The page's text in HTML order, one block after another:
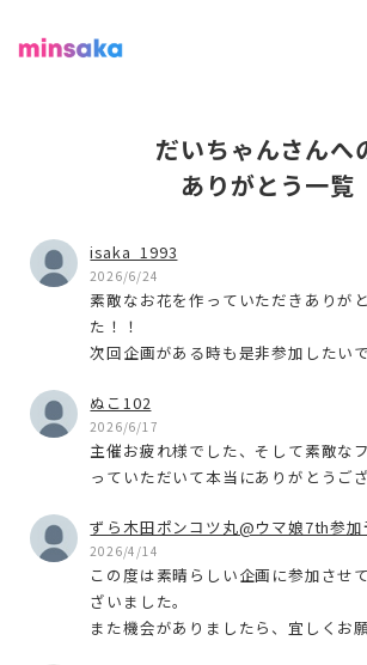
だいちゃんさんへ
ありがとう一覧
isaka_1993
2026/6/24
素敵なお花を作っていただきありが
た！！
次回企画がある時も是非参加したいで
ぬこ102
2026/6/17
主催お疲れ様でした、そして素敵な
っていただいて本当にありがとうご
ずら木田ポンコツ丸@ウマ娘7th参加
2026/4/14
この度は素晴らしい企画に参加させ
ざいました。
また機会がありましたら、宜しくお